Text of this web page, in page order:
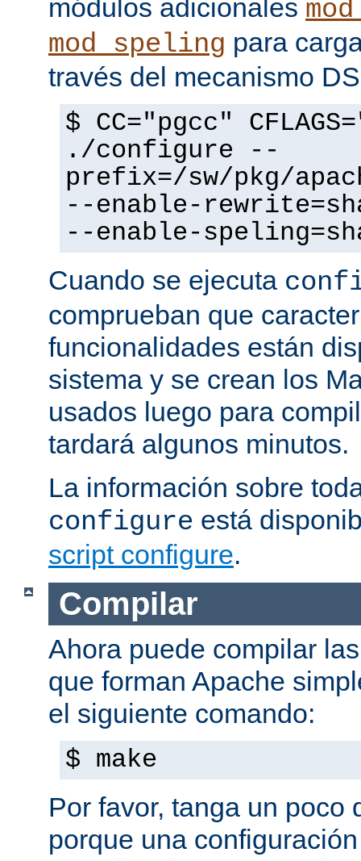
módulos adicionales
mod_speling para
través del mecanismo
$ CC="pgcc"
./configure --
prefix=/sw/pkg/
--enable-
--enable-
Cuando se ejecuta
comprueban que
funcionalidades están
sistema y se crean los
usados luego para
tardará algunos minutos.
La información sobre
configure está
script configure.
Compilar
Ahora puede compilar
que forman Apache
el siguiente comando:
$ make
Por favor, tanga un poco
porque una